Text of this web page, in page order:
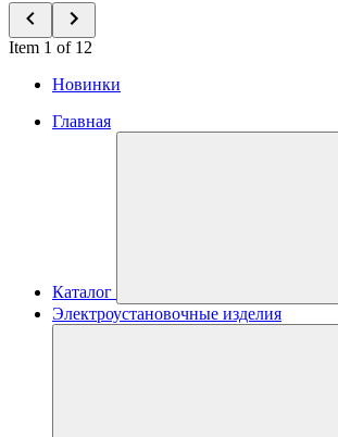
Item 1 of 12
Новинки
Главная
Каталог
Электроустановочные изделия